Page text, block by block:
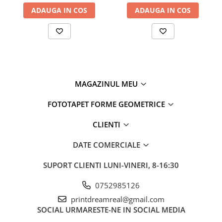
ADAUGA IN COS ADAUGA IN COS
MAGAZINUL MEU
FOTOTAPET FORME GEOMETRICE
CLIENTI
DATE COMERCIALE
SUPORT CLIENTI LUNI-VINERI, 8-16:30
0752985126
printdreamreal@gmail.com
SOCIAL URMARESTE-NE IN SOCIAL MEDIA